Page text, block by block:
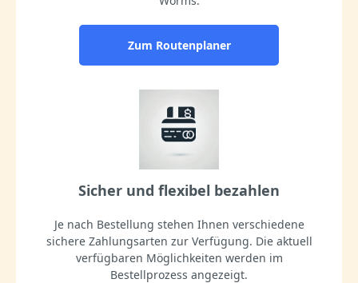
Zum Routenplaner
Sicher und flexibel bezahlen
Je nach Bestellung stehen Ihnen verschiedene
sichere Zahlungsarten zur Verfügung. Die aktuell
verfügbaren Möglichkeiten werden im
Bestellprozess angezeigt.